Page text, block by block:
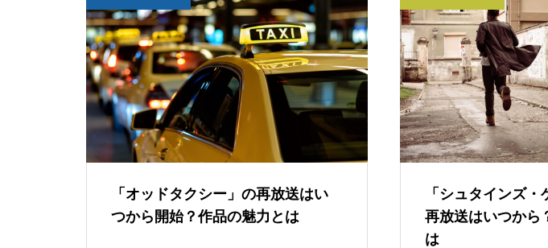
「オッドタクシー」の再放送はい
つから開始？作品の魅力とは
「シュタインズ
再放送はいつから
は